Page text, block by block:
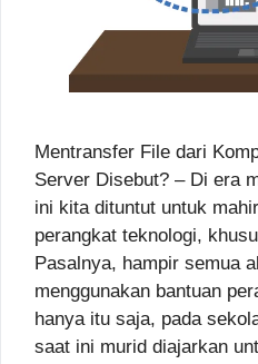
Mentransfer File dari
Server Disebut? – Di era
ini kita dituntut untuk
perangkat teknologi,
Pasalnya, hampir semua
menggunakan bantuan
hanya itu saja, pada
saat ini murid diajarkan